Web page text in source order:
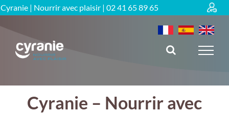
Passer
au
Cyranie | Nourrir avec plaisir | 02 41 65 89 65
Cyranie – Nourrir avec